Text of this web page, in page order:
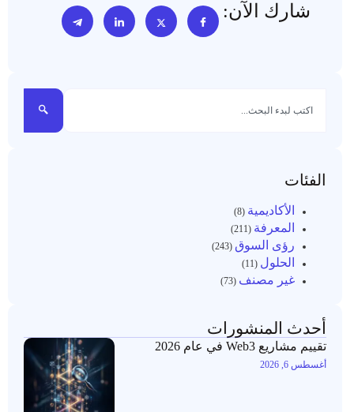
شارك الآن:
الفئات
الأكاديمية(8)
المعرفة(211)
رؤى السوق (243)
الحلول (11)
غير مصنف (73)
أحدث المنشورات
تقييم مشاريع Web3 في عام 2026
أغسطس 6, 2026